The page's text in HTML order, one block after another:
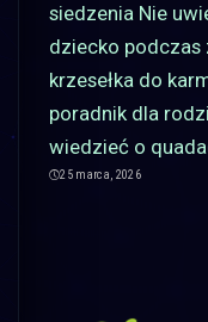
siedzenia Nie
dziecko podczas
krzesełka do
poradnik dla
wiedzieć o
25 marca, 2026